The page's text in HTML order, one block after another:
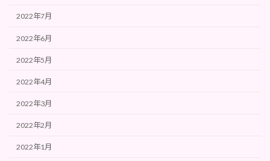
2022年7月
2022年6月
2022年5月
2022年4月
2022年3月
2022年2月
2022年1月